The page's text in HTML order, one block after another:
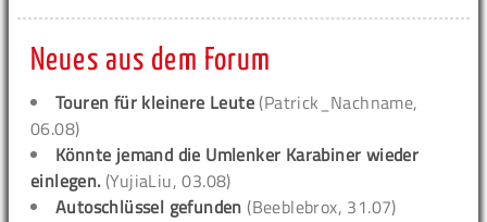
Neues aus dem Forum
Touren für kleinere Leute (Patrick_Nachname,
06.08)
Könnte jemand die Umlenker Karabiner wieder
einlegen. (YujiaLiu, 03.08)
Autoschlüssel gefunden (Beeblebrox, 31.07)